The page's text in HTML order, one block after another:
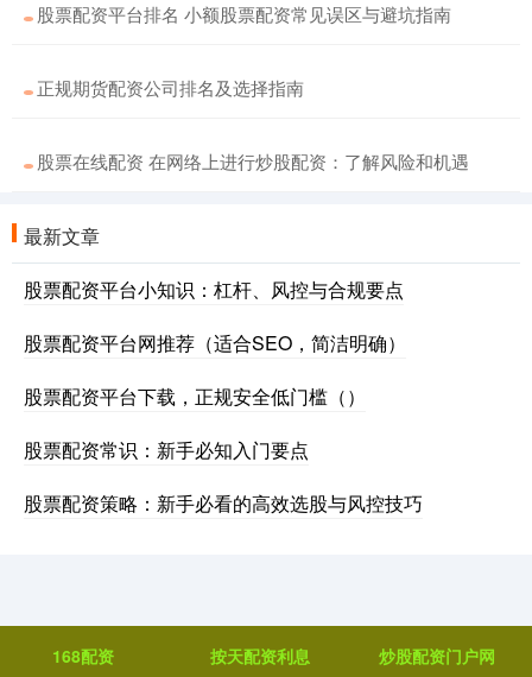
股票配资平台排名 小额股票配资常见误区与避坑指南
正规期货配资公司排名及选择指南
股票在线配资 在网络上进行炒股配资：了解风险和机遇
最新文章
股票配资平台小知识：杠杆、风控与合规要点
股票配资平台网推荐（适合SEO，简洁明确）
股票配资平台下载，正规安全低门槛（）
股票配资常识：新手必知入门要点
股票配资策略：新手必看的高效选股与风控技巧
168配资 按天配资利息 炒股配资门户网